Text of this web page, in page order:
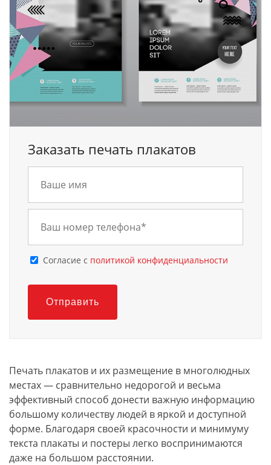
Заказать печать плакатов
Cогласие с политикой конфиденциальности
Отправить
Печать плакатов и их размещение в многолюдных
местах — сравнительно недорогой и весьма
эффективный способ донести важную информацию
большому количеству людей в яркой и доступной
форме. Благодаря своей красочности и минимуму
текста плакаты и постеры легко воспринимаются
даже на большом расстоянии.